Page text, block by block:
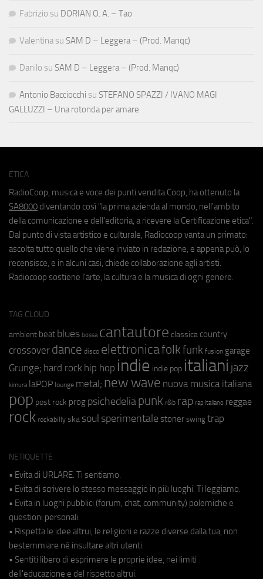
Fabrizio su DORIAN O. A. – Tao
Valentina su SAM D – Leggera – (Prod. Manqc)
Danilo su SAM D – Leggera – (Prod. Manqc)
Antonio Bacciocchi su STEFANO SPAZZI / IVANO MAGI
GALLUZZI – Una rotonda per amare
ETICA
RadioCoop, musica e voce dei punti vendita Coop, ha ottenuto la
SA8000 diventando così "la prima azienda al mondo, nell'ambito
della comunicazione e dell'editoria, a ricevere la Certificazione etica".
Dal punto di vista artistico e culturale, Radiocoop vanta un primato:
ascolta tutto quello che viene inviato in redazione, e appena può, lo
recensisce, e in alcuni casi, chiede collaborazione agli artisti.
Radiocoop sostiene l'arte, la cultura e la musica di ogni genere.
TAG CLOUD
ambient beat blues bossa cantautore classica country
crossover dance disco elettronicafolkfunk fusion garage
Grunge; hard rock hip hop indie indie pop italiani jazz
kimura laPOP lounge metal; new wave nuova musica italiana
pop post rock prog psichedeliapunk r&b rap rap italiano reggae
rock rockabilly ska soul sperimentale stoner swing trap
NETIQUETTE
• Evita di URLARE. Ti sentiamo.
• Evita di scrivere lo stesso messaggio in più luoghi. Ti leggiamo.
• Evita in luoghi pubblici (forum, chat, community) polemiche e
questioni personali.
• Rispetta le idee altrui, le religioni e razze diverse dalla tua, non
bestemmiare né insultare altri utenti.
• Sentiti libero di esprimere le proprie idee, nei limiti
dell'educazione e del rispetto altrui.